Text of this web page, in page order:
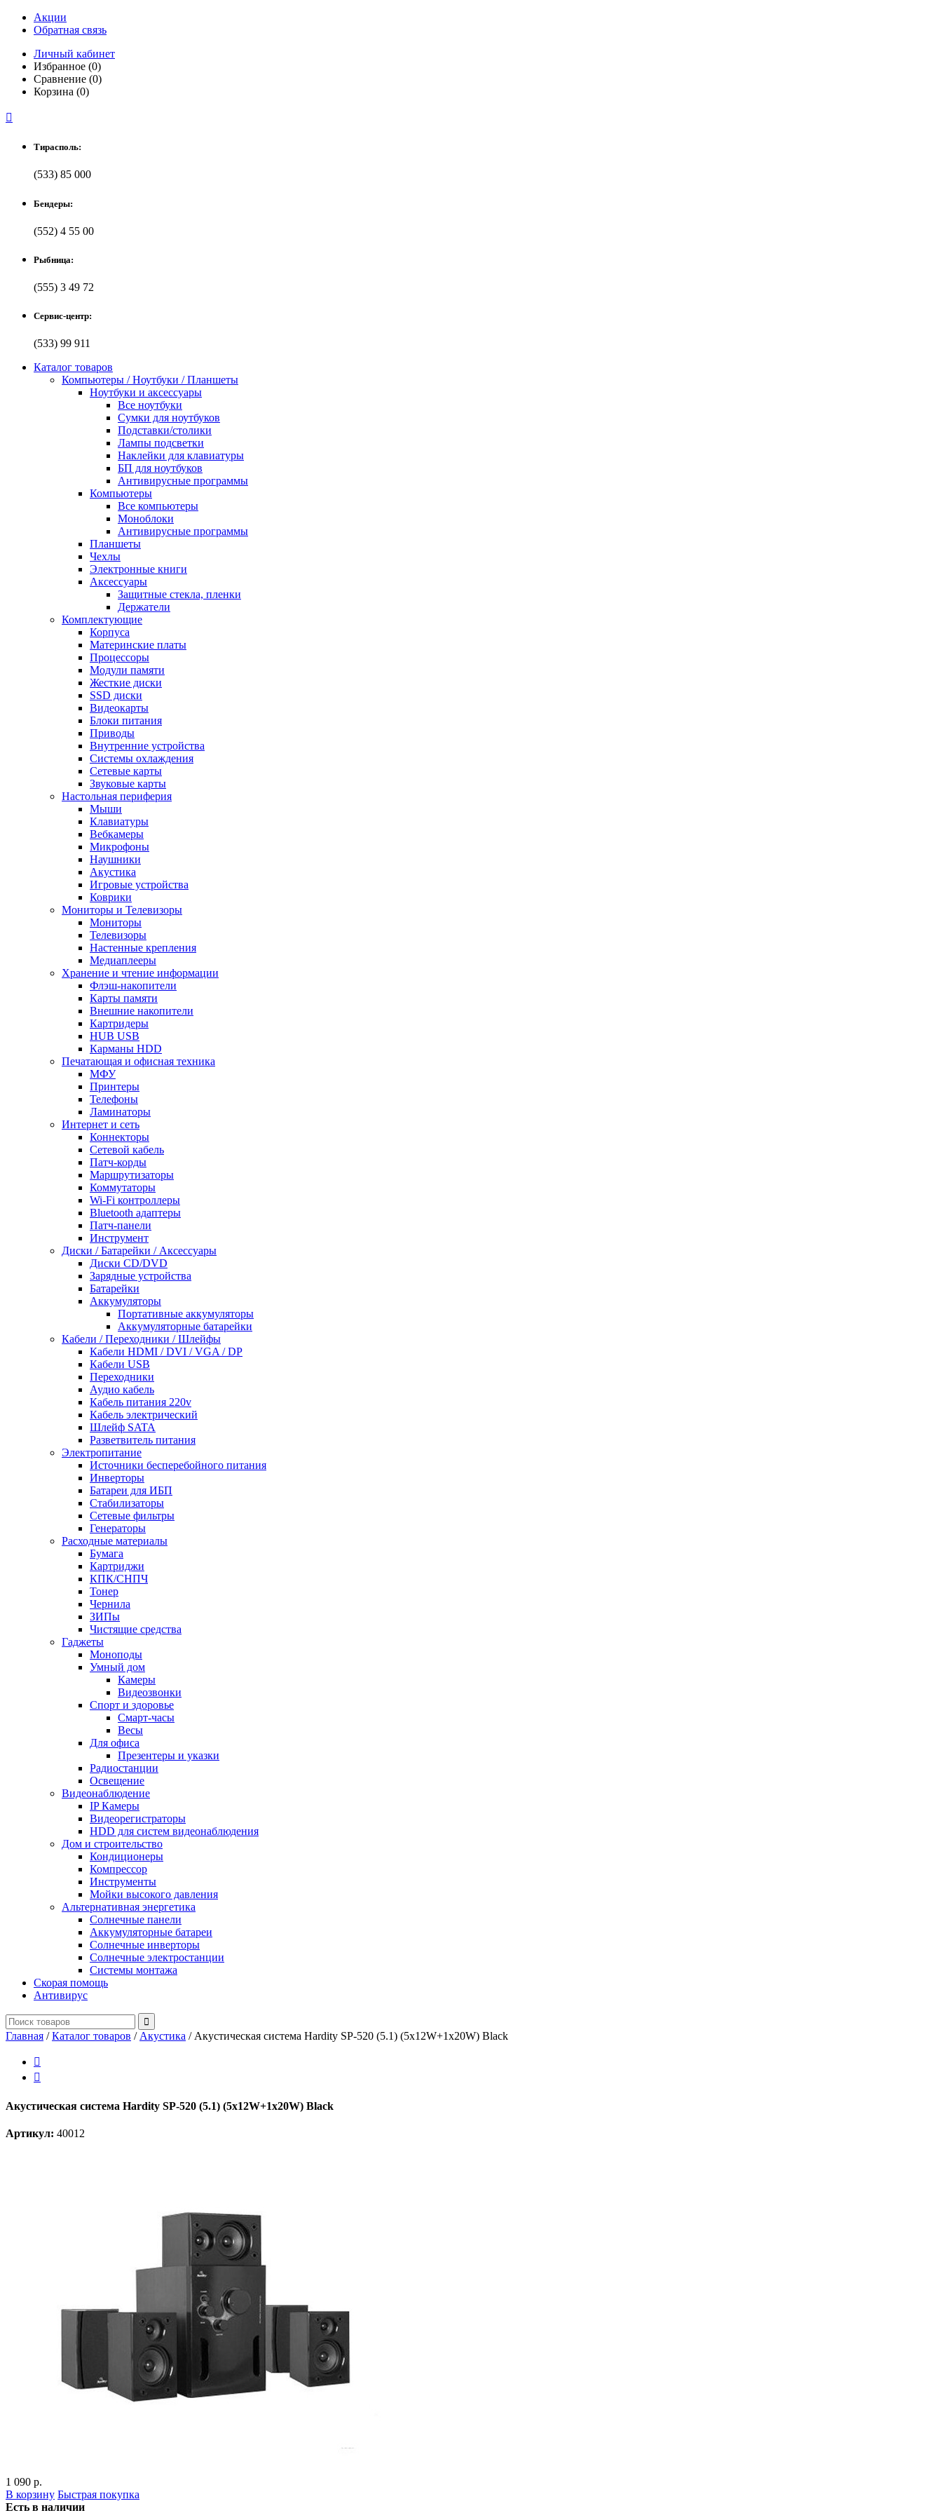
Акции
Обратная связь
Личный кабинет
Избранное (0)
Сравнение (0)
Корзина (0)

Тирасполь:
(533) 85 000
Бендеры:
(552) 4 55 00
Рыбница:
(555) 3 49 72
Сервис-центр:
(533) 99 911
Каталог товаров
Компьютеры / Ноутбуки / Планшеты
Ноутбуки и аксессуары
Все ноутбуки
Сумки для ноутбуков
Подставки/столики
Лампы подсветки
Наклейки для клавиатуры
БП для ноутбуков
Антивирусные программы
Компьютеры
Все компьютеры
Моноблоки
Антивирусные программы
Планшеты
Чехлы
Электронные книги
Аксессуары
Защитные стекла, пленки
Держатели
Комплектующие
Корпуса
Материнские платы
Процессоры
Модули памяти
Жесткие диски
SSD диски
Видеокарты
Блоки питания
Приводы
Внутренние устройства
Системы охлаждения
Сетевые карты
Звуковые карты
Настольная периферия
Мыши
Клавиатуры
Вебкамеры
Микрофоны
Наушники
Акустика
Игровые устройства
Коврики
Мониторы и Телевизоры
Мониторы
Телевизоры
Настенные крепления
Медиаплееры
Хранение и чтение информации
Флэш-накопители
Карты памяти
Внешние накопители
Картридеры
HUB USB
Карманы HDD
Печатающая и офисная техника
МФУ
Принтеры
Телефоны
Ламинаторы
Интернет и сеть
Коннекторы
Сетевой кабель
Патч-корды
Маршрутизаторы
Коммутаторы
Wi-Fi контроллеры
Bluetooth адаптеры
Патч-панели
Инструмент
Диски / Батарейки / Аксессуары
Диски CD/DVD
Зарядные устройства
Батарейки
Аккумуляторы
Портативные аккумуляторы
Аккумуляторные батарейки
Кабели / Переходники / Шлейфы
Кабели HDMI / DVI / VGA / DP
Кабели USB
Переходники
Аудио кабель
Кабель питания 220v
Кабель электрический
Шлейф SATA
Разветвитель питания
Электропитание
Источники бесперебойного питания
Инверторы
Батареи для ИБП
Стабилизаторы
Сетевые фильтры
Генераторы
Расходные материалы
Бумага
Картриджи
КПК/СНПЧ
Тонер
Чернила
ЗИПы
Чистящие средства
Гаджеты
Моноподы
Умный дом
Камеры
Видеозвонки
Спорт и здоровье
Смарт-часы
Весы
Для офиса
Презентеры и указки
Радиостанции
Освещение
Видеонаблюдение
IP Камеры
Видеорегистраторы
HDD для систем видеонаблюдения
Дом и строительство
Кондиционеры
Компрессор
Инструменты
Мойки высокого давления
Альтернативная энергетика
Солнечные панели
Аккумуляторные батареи
Солнечные инверторы
Солнечные электростанции
Системы монтажа
Скорая помощь
Антивирус
Главная /Каталог товаров / Акустика / Акустическая система Hardity SP-520 (5.1) (5x12W+1x20W) Black


Акустическая система Hardity SP-520 (5.1) (5x12W+1x20W) Black
Артикул: 40012
1 090 р.
В корзину Быстрая покупка
Есть в наличии